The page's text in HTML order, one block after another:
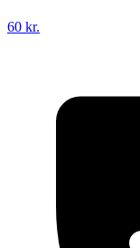
60 kr.